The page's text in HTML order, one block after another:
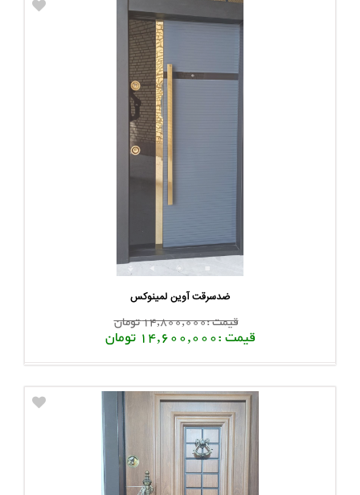
ضدسرقت آوین لمینوکس
قیمت :14,800,000 تومان
قیمت :14,600,000 تومان